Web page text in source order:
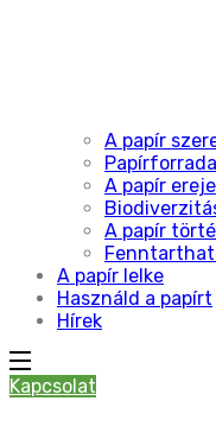
A papír
A papír ereje
A papír
A papír lelke
Használd a papírt
Hírek
Kapcsolat